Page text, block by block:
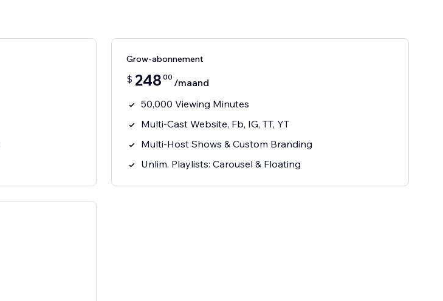
Grow-abonnement
$ 248 00 /maand
50,000 Viewing Minutes
Multi-Cast Website, Fb, IG, TT, YT
Multi-Host Shows & Custom Branding
Unlim. Playlists: Carousel & Floating